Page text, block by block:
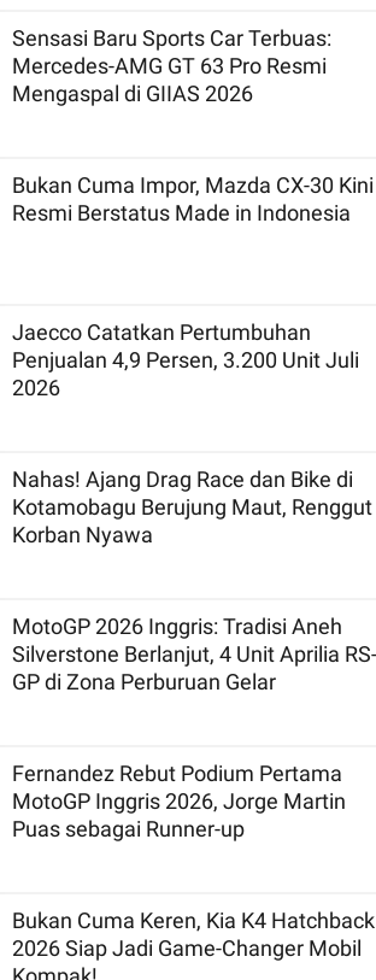
Sensasi Baru Sports Car Terbuas:
Mercedes-AMG GT 63 Pro Resmi
Mengaspal di GIIAS 2026
Bukan Cuma Impor, Mazda CX-30 Kini
Resmi Berstatus Made in Indonesia
Jaecco Catatkan Pertumbuhan
Penjualan 4,9 Persen, 3.200 Unit Juli
2026
Nahas! Ajang Drag Race dan Bike di
Kotamobagu Berujung Maut, Renggut 5
Korban Nyawa
MotoGP 2026 Inggris: Tradisi Aneh
Silverstone Berlanjut, 4 Unit Aprilia RS-
GP di Zona Perburuan Gelar
Fernandez Rebut Podium Pertama
MotoGP Inggris 2026, Jorge Martin
Puas sebagai Runner-up
Bukan Cuma Keren, Kia K4 Hatchback
2026 Siap Jadi Game-Changer Mobil